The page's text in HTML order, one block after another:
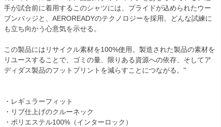
手が試合前に着用するこのシャツには、プライドが込められたウー
ブンバッジと、AEROREADYのテクノロジーを採用。どんな試練に
も立ち向かう心意気を示せる。
この製品にはリサイクル素材を100%使用。製造された製品の素材を
リユースすることで、ゴミの量、限りある資源への依存、そしてア
ディダス製品のフットプリントを減らすことにつながる。"
・レギュラーフィット
・リブ仕上げのクルーネック
・ポリエステル100%（インターロック）